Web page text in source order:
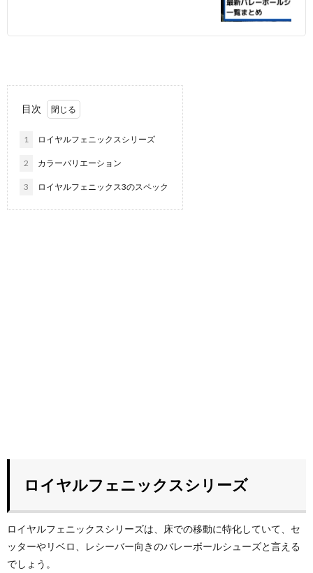
目次
1 ロイヤルフェニックスシリーズ
2 カラーバリエーション
3 ロイヤルフェニックス3のスペック
ロイヤルフェニックスシリーズ
ロイヤルフェニックスシリーズは、床での移動に特化していて、セ
ッターやリベロ、レシーバー向きのバレーボールシューズと言える
でしょう。